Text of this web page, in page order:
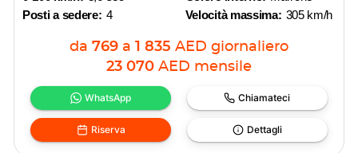
Posti a sedere: 4
Velocità massima: 305 km/h
da 769 a 1 835 AED giornaliero
23 070 AED mensile
WhatsApp Chiamateci
Riserva Dettagli